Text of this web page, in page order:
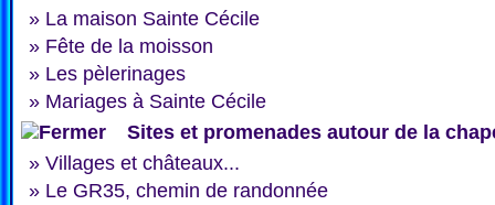
» La maison Sainte Cécile
» Fête de la moisson
» Les pèlerinages
» Mariages à Sainte Cécile
Sites et promenades autour de la
» Villages et châteaux...
» Le GR35, chemin de randonnée